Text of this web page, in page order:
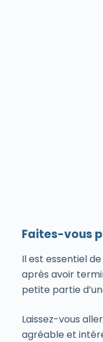
Faites-vous
Il est essentiel
après avoir
petite partie
Laissez-vous
agréable et